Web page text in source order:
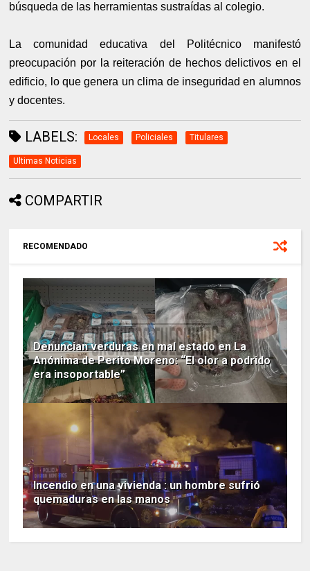
búsqueda de las herramientas sustraídas al colegio.
La comunidad educativa del Politécnico manifestó
preocupación por la reiteración de hechos delictivos en el
edificio, lo que genera un clima de inseguridad en alumnos
y docentes.
LABELS: Locales Policiales Titulares
Ultimas Noticias
COMPARTIR
RECOMENDADO
Denuncian verduras en mal estado en La
Anónima de Perito Moreno: “El olor a podrido
era insoportable”
Incendio en una vivienda : un hombre sufrió
quemaduras en las manos